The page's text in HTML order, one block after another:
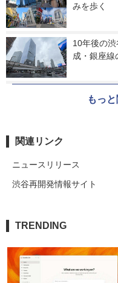
みを歩く
10年後の
成・銀座線
もっ
関連リンク
ニュースリリース
渋谷再開発情報サイト
TRENDING